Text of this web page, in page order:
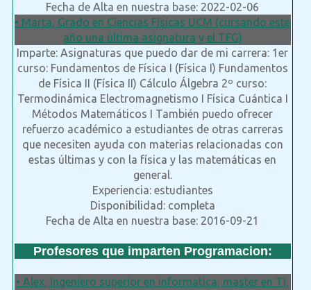
Fecha de Alta en nuestra base: 2022-02-06
• Marta, Grado en Ciencias Físicas UCM (cursando este
año una última asignatura y el TFG)
Imparte: Asignaturas que puedo dar de mi carrera: 1er
curso: Fundamentos de Física I (Física I) Fundamentos
de Física II (Física II) Cálculo Álgebra 2º curso:
Termodinámica Electromagnetismo I Física Cuántica I
Métodos Matemáticos I También puedo ofrecer
refuerzo académico a estudiantes de otras carreras
que necesiten ayuda con materias relacionadas con
estas últimas y con la física y las matemáticas en
general.
Experiencia: estudiantes
Disponibilidad: completa
Fecha de Alta en nuestra base: 2016-09-21
Profesores que imparten Programacion:
• Alex, Ingeniero superior en informatica, master en TI,